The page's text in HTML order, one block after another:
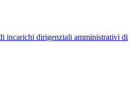
incarichi dirigenziali amministrativi di